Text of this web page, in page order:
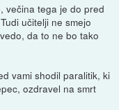
večina tega je do pred
učitelji ne smejo
da to ne bo tako
vami shodil paralitik, ki
ozdravel na smrt